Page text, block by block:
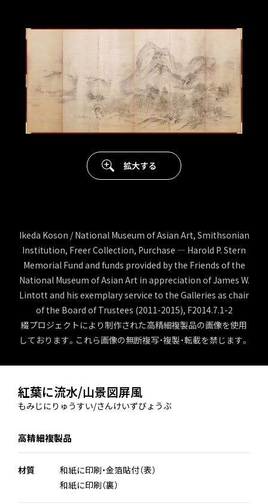
拡大する
Ikeda Koson / National Museum of Asian Art, Smithsonian
Institution, Freer Collection, Purchase — Harold P. Stern
Memorial Fund and funds provided by the Friends of the
National Museum of Asian Art in appreciation of James W.
Lintott and his exemplary service to the Galleries as chair
of the Board of Trustees (2011-2015), F2014.7.1-2
綴プロジェクトにより制作された高精細複製品の画像を使用
しております。これら画像の無断複写・複製・転載を禁じます。
紅葉に流水/山景図屏風
もみじにりゅうすい/さんけいずびょうぶ
高精細複製品
材質
和紙に印刷・金箔貼付（表）
和紙に印刷（裏）